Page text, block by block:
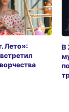
Лето»:
В